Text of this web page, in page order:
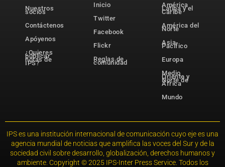
Nuestros
socios
Contáctenos
Apóyenos
¿Quieres
publicar
notas de
IPS?
Inicio
Twitter
Facebook
Flickr
Reglas de
comunidad
América
Latina y el
Caribe
América del
Norte
Asia-
Pacífico
Europa
Medio
Oriente y
Norte de
África
Mundo
IPS es una institución internacional de comunicación cuyo eje es una
agencia mundial de noticias que amplifica las voces del Sur y de la
sociedad civil sobre desarrollo, globalización, derechos humanos y
ambiente. Copyright © 2025 IPS-Inter Press Service. Todos los